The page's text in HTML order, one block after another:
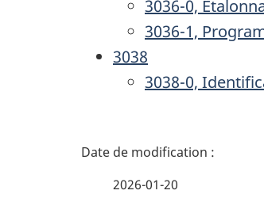
3036-0,
3036-1,
3038
3038-0,
D
2026-01-20